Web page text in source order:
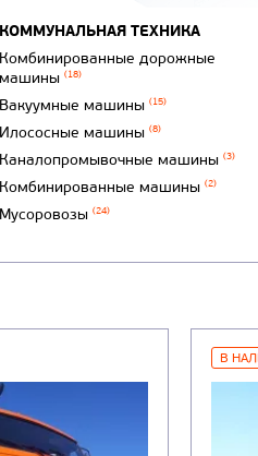
КОММУНАЛЬНАЯ ТЕХНИКА
Комбинированные дорожные
машины (18)
Вакуумные машины (15)
Илососные машины (8)
Каналопромывочные машины (3)
Комбинированные машины (2)
Мусоровозы (24)
В